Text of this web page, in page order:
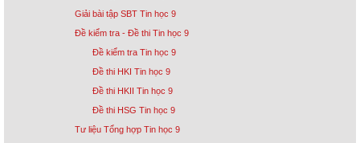
Giải bài tập SBT Tin học 9
Đề kiểm tra - Đề thi Tin học 9
Đề kiểm tra Tin học 9
Đề thi HKI Tin học 9
Đề thi HKII Tin học 9
Đề thi HSG Tin học 9
Tư liệu Tổng hợp Tin học 9